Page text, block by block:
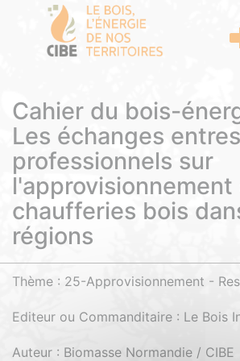
Cahier du bois-
Les échanges entres
professionnels sur
l'approvisionnement
chaufferies bois
régions
Thème : 25-Approvisionnement -
Editeur ou Commanditaire : Le Bois
Auteur : Biomasse Normandie / CIBE